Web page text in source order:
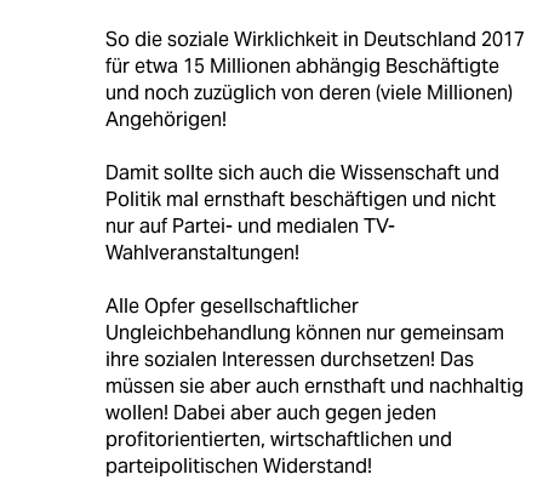
So die soziale Wirklichkeit in Deutschland 2017
für etwa 15 Millionen abhängig Beschäftigte
und noch zuzüglich von deren (viele Millionen)
Angehörigen!
Damit sollte sich auch die Wissenschaft und
Politik mal ernsthaft beschäftigen und nicht
nur auf Partei- und medialen TV-
Wahlveranstaltungen!
Alle Opfer gesellschaftlicher
Ungleichbehandlung können nur gemeinsam
ihre sozialen Interessen durchsetzen! Das
müssen sie aber auch ernsthaft und nachhaltig
wollen! Dabei aber auch gegen jeden
profitorientierten, wirtschaftlichen und
parteipolitischen Widerstand!